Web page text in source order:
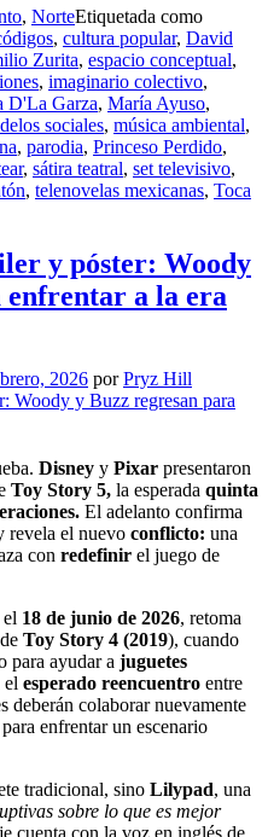
, NorteEtiquetada como
, cultura popular, David
Zurita, espacio conceptual,
, imaginario colectivo,
D'La Garza, María Ayuso,
sociales, música ambiental,
, parodia, Princeso Perdido,
, sátira teatral, set televisivo,
, telenovelas mexicanas, Toca
y póster: Woody
enfrentar a la era
2026 porPryz Hill
Disney y Pixar presentaron
Toy Story 5, la esperada quinta
El adelanto confirma
revela el nuevo conflicto: una
con redefinir el juego de
el 18 de junio de 2026, retoma
Toy Story 4 (2019), cuando
para ayudar a juguetes
el esperado reencuentro entre
deberán colaborar nuevamente
enfrentar un escenario
tradicional, sino Lilypad, una
sobre lo que es mejor